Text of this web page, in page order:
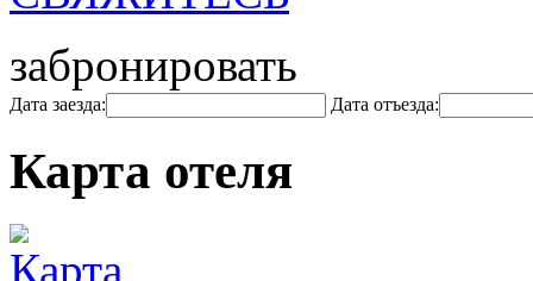
забронировать
Дата заезда: Дата отъезда:
Карта отеля